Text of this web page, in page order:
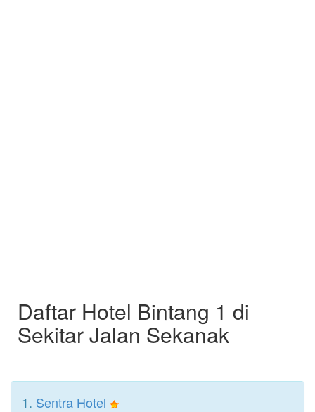
Daftar Hotel Bintang 1 di
Sekitar Jalan Sekanak
1. Sentra Hotel